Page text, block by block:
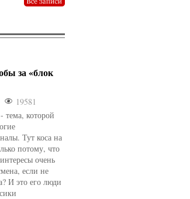
за «блок
|
19581
тема, которой
Тут коса на
потому, что
очень
если не
И это его люди